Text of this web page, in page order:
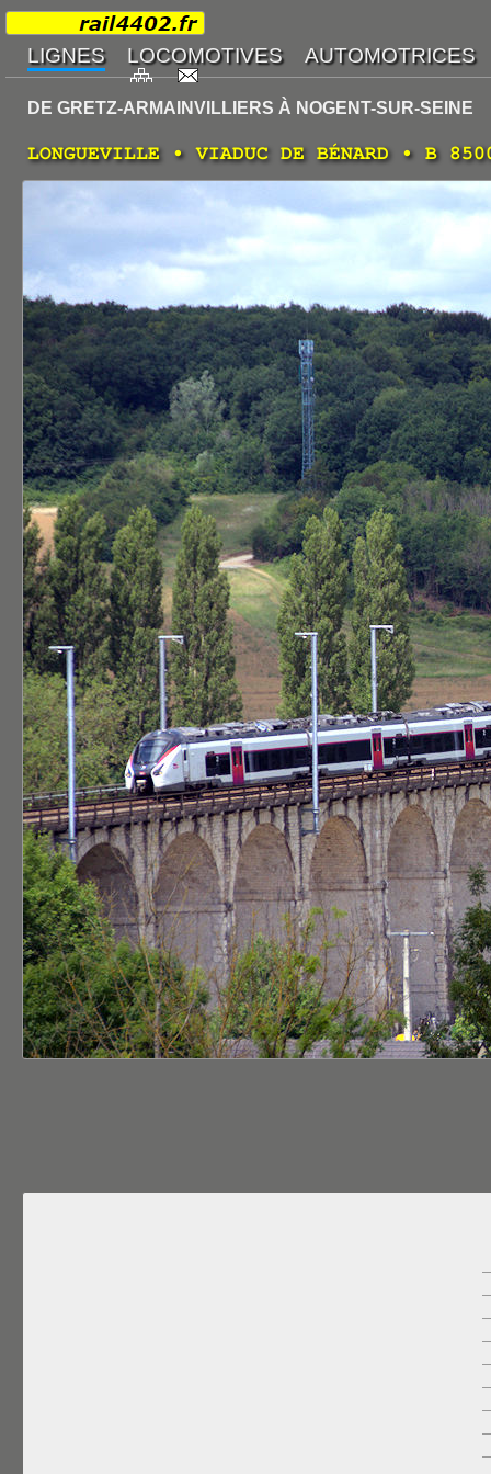
DE GRETZ-ARMAINVILLIERS À NOGENT-SUR-SEINE
LONGUEVILLE • VIADUC DE BÉNARD • B